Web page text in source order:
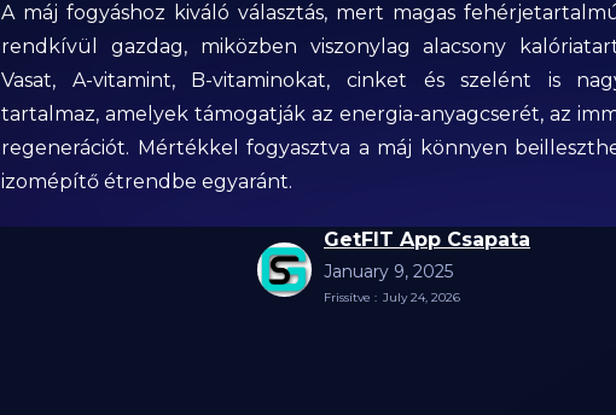
A máj fogyáshoz kiváló választás, mert magas
rendkívül gazdag, miközben viszonylag alacsony
Vasat, A-vitamint, B-vitaminokat, cinket és szelént is
tartalmaz, amelyek támogatják az energia-anyagcserét, az
regenerációt. Mértékkel fogyasztva a máj könnyen
izomépítő étrendbe egyaránt.
GetFIT App Csapata
January 9, 2025
Frissítve : July 24, 2026